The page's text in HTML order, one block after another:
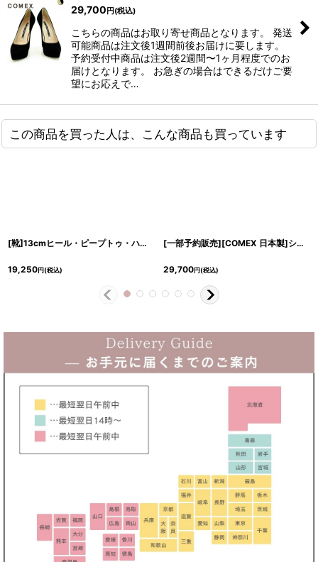
29,700 円 (税込)
こちらの商品はお取り寄せ商品となります。 発送
可能商品は注文後1週間前後お届けに要します。
予約受付中商品は注文後2週間〜1ヶ月程度でのお
届けとなります。 お急ぎの場合はできるだけご要
望にお応えで…
この商品を買った人は、こんな商品も買っています
[靴]13cmヒール・ピープトゥ・ハイヒール・バックストラップ・パンプス・サンダル[送料無料]
19,250円(税込)
[一部予約販売][COMEX 日本製]シンプル・ポインテッドトゥー・ピンヒール・ハイヒール・パンプス《送料＆代引き手数料無料》
29,700円(税込)